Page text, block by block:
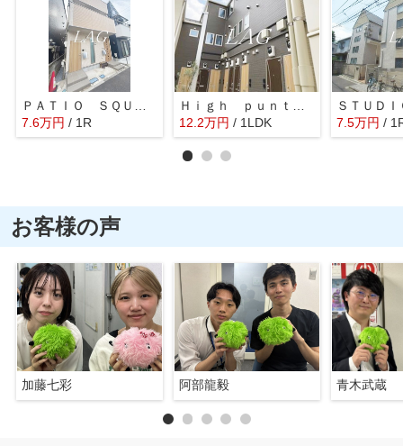
7.6万円 / 1R
12.2万円 / 1LDK
ＳＴＵＤ
7.5万円 /
お客様の声
加藤七彩 阿部龍毅 青木武蔵